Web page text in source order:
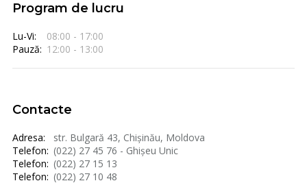
Program de lucru
Lu-Vi:
08:00 - 17:00
Pauză: 12:00 - 13:00
Contacte
Adresa:
str. Bulgară 43, Chișinău, Moldova
Telefon: (022) 27 45 76 - Ghișeu Unic
Telefon: (022) 27 15 13
Telefon: (022) 27 10 48